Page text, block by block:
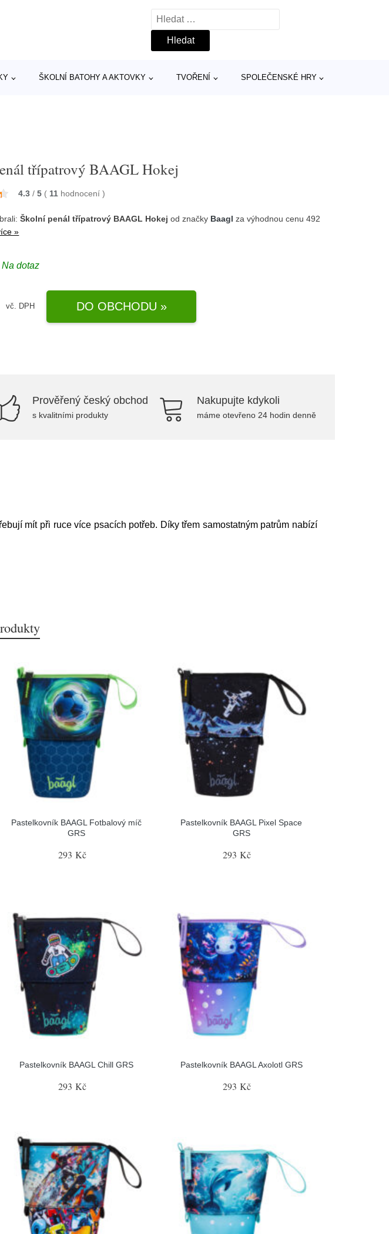
Vyhledávání
ŠKOLNÍ BATOHY A AKTOVKY TVOŘENÍ SPOLEČENSKÉ HRY
třípatrový BAAGL Hokej
4.3 / 5 ( 11 hodnocení)
Školní penál třípatrový BAAGL Hokej od značky Baagl za výhodnou cenu 492
»
dotaz
vč. DPH DO OBCHODU »
Prověřený český obchod
s kvalitními produkty
Nakupujte kdykoli
máme otevřeno 24 hodin denně
mít při ruce více psacích potřeb. Díky třem samostatným patrům nabízí
Pastelkovník BAAGL Fotbalový míč
GRS
293 Kč
Pastelkovník BAAGL Pixel Space
GRS
293 Kč
Pastelkovník BAAGL Chill GRS
293 Kč
Pastelkovník BAAGL Axolotl GRS
293 Kč